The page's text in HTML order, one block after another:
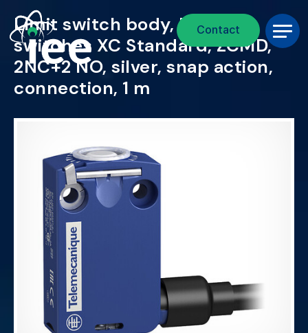
Aller au contenu principal
Contact
Fil d'Ariane
Limit switch body, Limit
switches XC Standard, ZCMD,
2NC+2 NO, silver, snap action,
connection, 1 m